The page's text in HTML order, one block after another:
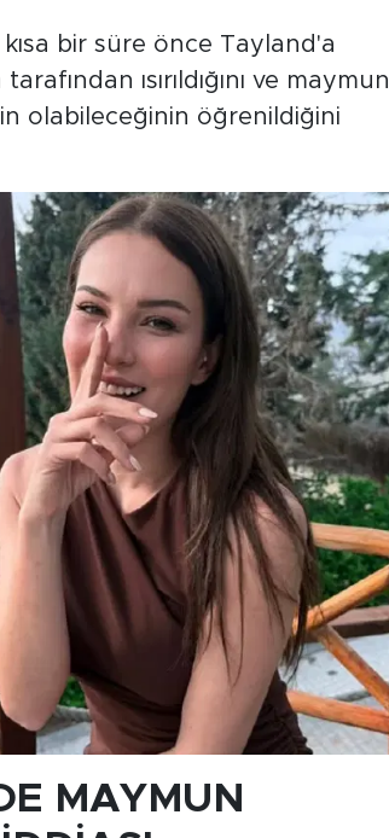
bir süre önce Tayland'a
ısırıldığını ve maymun
olabileceğinin öğrenildiğini
MAYMUN